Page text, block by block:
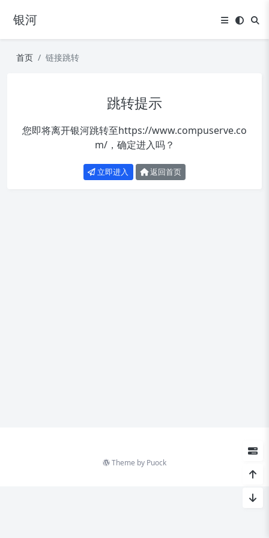
银河
首页 链接跳转
跳转提示
您即将离开银河跳转至https://www.compuserve.co
m/，确定进入吗？
立即进入 返回首页
Theme by Puock